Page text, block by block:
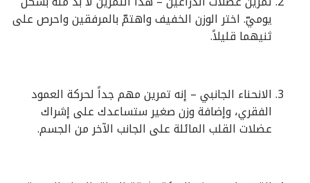
يوميّ. اختر الوزن الخفيف واهتمّ بالمرفقين واحرص على
ثنيهما قليلاً.
الانحناء الجانبي – إنه تمرين مهم جداً لحركة العمود
الفقري، وإضافة وزن صغير ستساعدك على إشراك
عضلات القلب المائلة على الجانب الآخر من الجسم.